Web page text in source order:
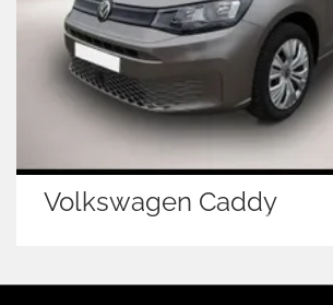
Volkswagen Caddy